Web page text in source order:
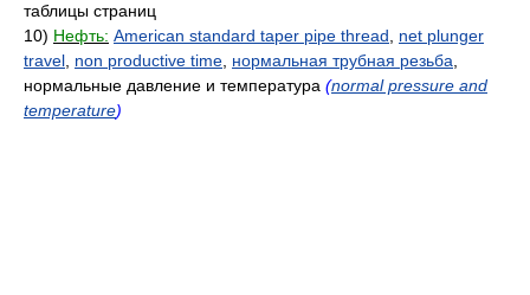
таблицы страниц
10) Нефть: American standard taper pipe thread
net plunger
travel non productive time нормальная трубная резьба
нормальные давление и температура (normal pressure and
temperature)